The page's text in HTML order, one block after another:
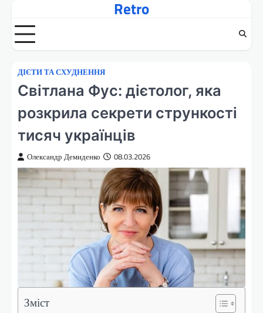
вмісту
Retro
ДІЄТИ ТА СХУДНЕННЯ
Світлана Фус: дієтолог, яка
розкрила секрети стрункості
тисяч українців
Олександр Демиденко 08.03.2026
Зміст